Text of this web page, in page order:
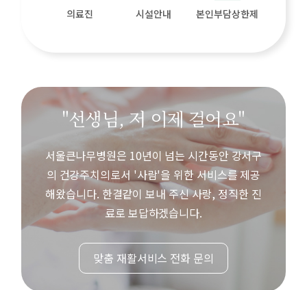
의료진 시설안내 본인부담상한제
"선생님, 저 이제 걸어요"
서울큰나무병원은 10년이 넘는 시간동안 강서구
의 건강주치의로서 '사람'을 위한 서비스를 제공
해왔습니다. 한결같이 보내 주신 사랑, 정직한 진
료로 보답하겠습니다.
맞춤 재활서비스 전화 문의